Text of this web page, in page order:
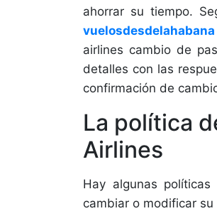
ahorrar su tiempo.
vuelosdesdelahabana
airlines cambio de
detalles con las
confirmación de
La política
Airlines
Hay algunas
cambiar o modificar